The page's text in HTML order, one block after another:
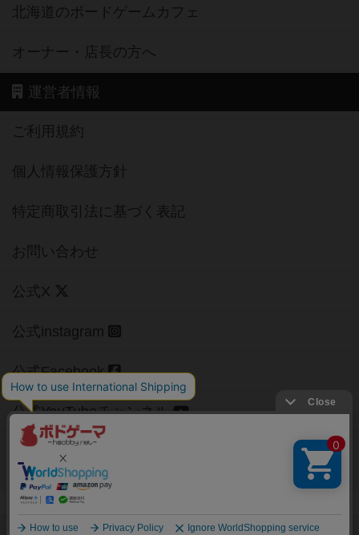
北海道のボードゲームカフェ
オーナー・店長の方へ
運営者情報
ご利用規約
個人情報保護方針
特定商取引法に基づく表記
お問い合わせ
公式X
公式instagram
公式Facebook
公式YouTubeチャンネル